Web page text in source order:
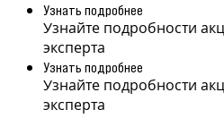
Узнать подробнее
Узнайте подробности
эксперта
Узнать подробнее
Узнайте подробности
эксперта